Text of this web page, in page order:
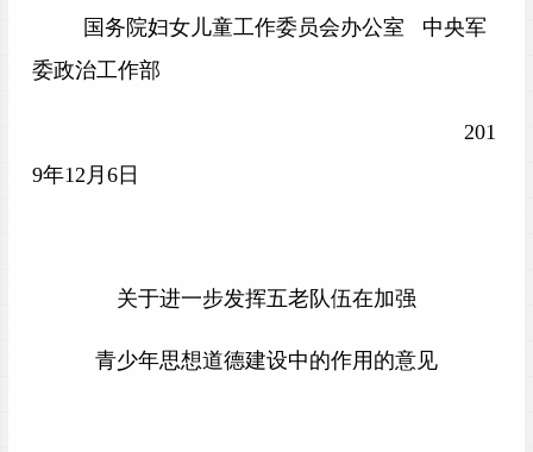
国务院妇女儿童工作委员会办公室 中央军
委政治工作部
201
9年12月6日
关于进一步发挥五老队伍在加强
青少年思想道德建设中的作用的意见